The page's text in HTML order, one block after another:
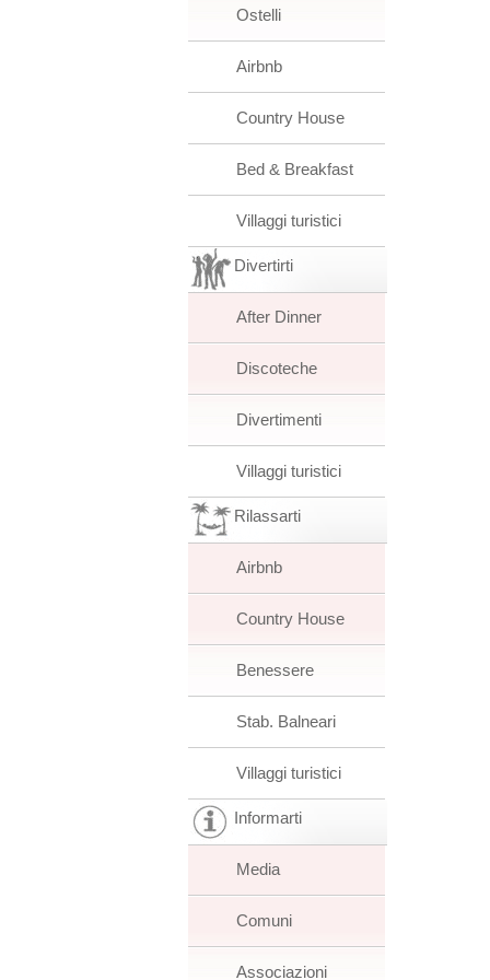
Ostelli
Airbnb
Country House
Bed & Breakfast
Villaggi turistici
Divertirti
After Dinner
Discoteche
Divertimenti
Villaggi turistici
Rilassarti
Airbnb
Country House
Benessere
Stab. Balneari
Villaggi turistici
Informarti
Media
Comuni
Associazioni